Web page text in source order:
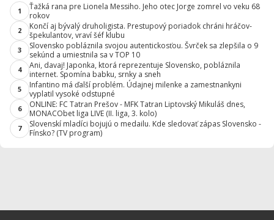
1
Ťažká rana pre Lionela Messiho. Jeho otec Jorge zomrel vo veku 68
rokov
2
Končí aj bývalý druholigista. Prestupový poriadok chráni hráčov-
špekulantov, vraví šéf klubu
3
Slovensko pobláznila svojou autentickosťou. Švrček sa zlepšila o 9
sekúnd a umiestnila sa v TOP 10
4
Ani, davaj! Japonka, ktorá reprezentuje Slovensko, pobláznila
internet. Spomína babku, srnky a sneh
5
Infantino má ďalší problém. Údajnej milenke a zamestnankyni
vyplatil vysoké odstupné
6
ONLINE: FC Tatran Prešov - MFK Tatran Liptovský Mikuláš dnes,
MONACObet liga LIVE (II. liga, 3. kolo)
7
Slovenskí mladíci bojujú o medailu. Kde sledovať zápas Slovensko -
Fínsko? (TV program)